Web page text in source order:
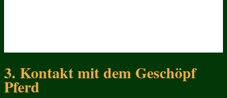
3. Kontakt mit dem Geschöpf
Pferd